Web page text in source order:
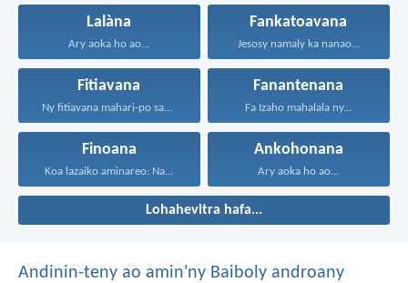
Lalàna
Ary aoka ho ao...
Fankatoavana
Jesosy namaly ka nanao...
Fitiavana
Ny fitiavana mahari-po sady...
Fanantenana
Fa Izaho mahalala ny...
Finoana
Koa lazaiko aminareo: Na...
Ankohonana
Ary aoka ho ao...
Lohahevitra hafa...
Andinin-teny ao amin'ny Baiboly androany